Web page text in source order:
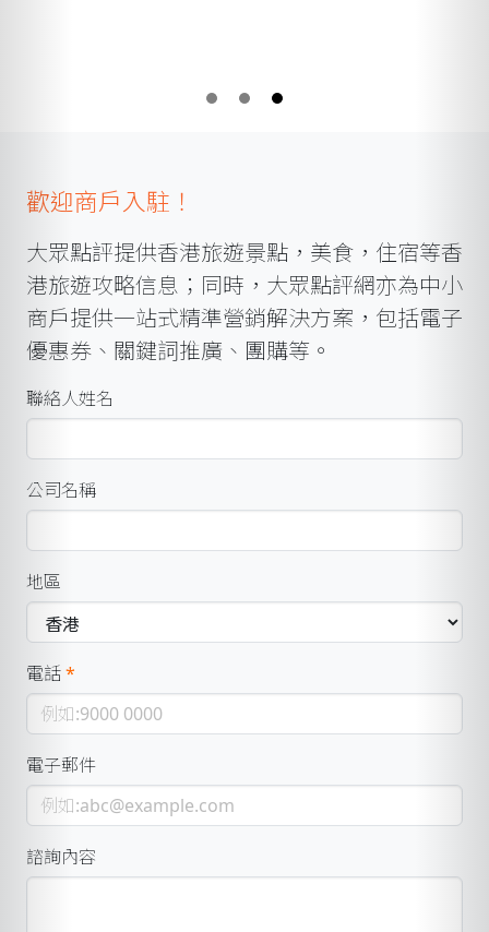
歡迎商戶入駐！
大眾點評提供香港旅遊景點，美食，住宿等香
港旅遊攻略信息；同時，大眾點評網亦為中小
商戶提供一站式精準營銷解決方案，包括電子
優惠券、關鍵詞推廣、團購等。
聯絡人姓名
公司名稱
地區
電話*
電子郵件
諮詢內容